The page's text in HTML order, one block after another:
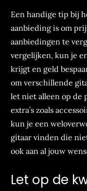
Een handige tip bij
aanbieding is om
aanbiedingen te
vergelijken, kun je
krijgt en geld
om verschillende
let niet alleen op de
extra’s zoals
kun je een
gitaar vinden die
ook aan al jouw
Let op de